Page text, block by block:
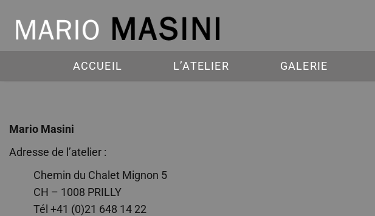
ACCUEIL L’ATELIER GALERIE
Mario Masini
Adresse de l’atelier :
Chemin du Chalet Mignon 5
CH – 1008 PRILLY
Tél +41 (0)21 648 14 22